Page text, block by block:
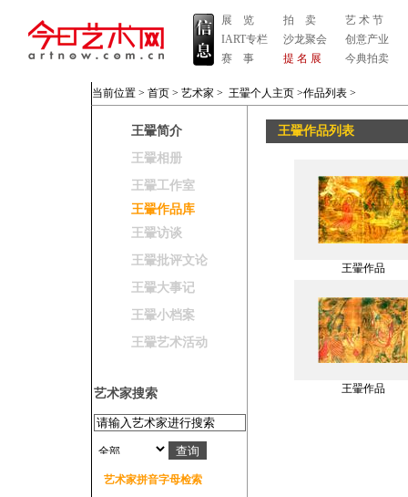
展 览
IART专栏
赛 事
拍 卖
沙龙聚会
提 名 展
艺 术 节
创意产业
今典拍卖
当前位置 > 首页 > 艺术家 > 王翬个人主页 >作品列表 >
王翬简介
王翬相册
王翬工作室
王翬作品库
王翬访谈
王翬批评文论
王翬大事记
王翬小档案
王翬艺术活动
艺术家搜索
艺术家拼音字母检索
王翬作品列表
王翬作品
王翬作品